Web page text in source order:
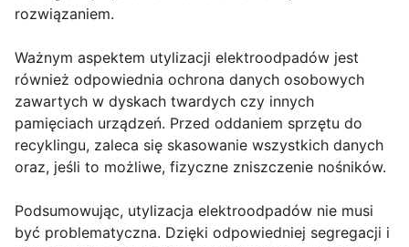
rozwiązaniem.
Ważnym aspektem utylizacji elektroodpadów jest
również odpowiednia ochrona danych osobowych
zawartych w dyskach twardych czy innych
pamięciach urządzeń. Przed oddaniem sprzętu do
recyklingu, zaleca się skasowanie wszystkich danych
oraz, jeśli to możliwe, fizyczne zniszczenie nośników.
Podsumowując, utylizacja elektroodpadów nie musi
być problematyczna. Dzięki odpowiedniej segregacji i